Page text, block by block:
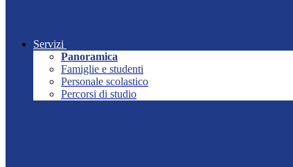
Servizi
Panoramica
Famiglie e studenti
Personale scolastico
Percorsi di studio